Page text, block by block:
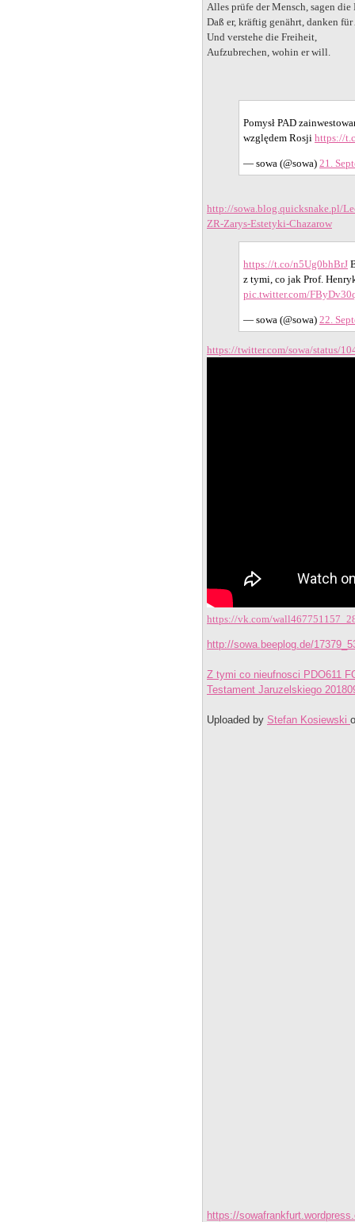
Alles prüfe der Mensch, sagen
Daß er, kräftig genährt, danken für
Und verstehe die Freiheit,
Aufzubrechen, wohin er will.
Pomysł PAD
względem Rosji https://
— sowa (@sowa) 21.
http://sowa.blog.quicksnake.pl/
ZR-Zarys-Estetyki-Chazarow
https://t.co/n5Ug0bhBrJ
z tymi, co jak Prof.
pic.twitter.com/
— sowa (@sowa) 22.
https://twitter.com/sowa/status/
https://vk.com/
http://sowa.beeplog.de/
Z tymi co nieufnosci PDO611
Testament Jaruzelskiego
Uploaded by Stefan Kosiewski
https://